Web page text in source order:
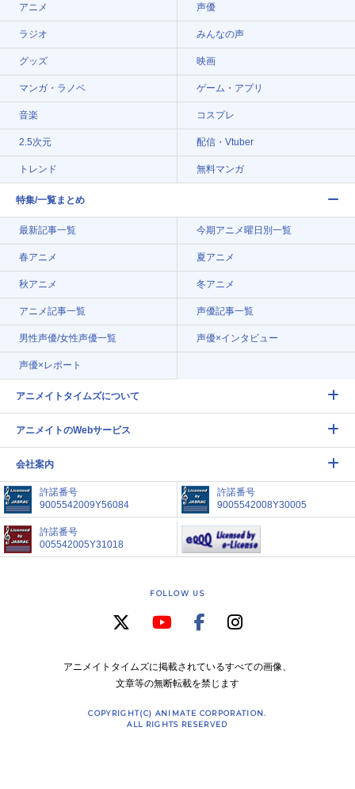
アニメ 声優
ラジオ みんなの声
グッズ 映画
マンガ・ラノベ ゲーム・アプリ
音楽 コスプレ
2.5次元 配信・Vtuber
トレンド 無料マンガ
特集/一覧まとめ
最新記事一覧 今期アニメ曜日別一覧
春アニメ 夏アニメ
秋アニメ 冬アニメ
アニメ記事一覧 声優記事一覧
男性声優/女性声優一覧 声優×インタビュー
声優×レポート
アニメイトタイムズについて
アニメイトのWebサービス
会社案内
許諾番号
9005542009Y56084
許諾番号
9005542008Y30005
許諾番号
005542005Y31018
FOLLOW US
アニメイトタイムズに掲載されているすべての画像、
文章等の無断転載を禁じます
COPYRIGHT(C) ANIMATE CORPORATION.
ALL RIGHTS RESERVED